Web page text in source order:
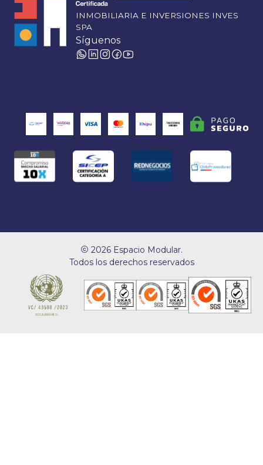
INMOBILIARIA E INVERSIONES INVES
SPA
Síguenos
2026 Espacio Modular.
Todos los derechos reservados